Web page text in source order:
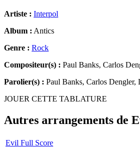
Artiste : Interpol
Album : Antics
Genre : Rock
Compositeur(s) : Paul Banks, Carlos
Parolier(s) : Paul Banks, Carlos
JOUER CETTE TABLATURE
Autres arrangements de
Evil Full Score